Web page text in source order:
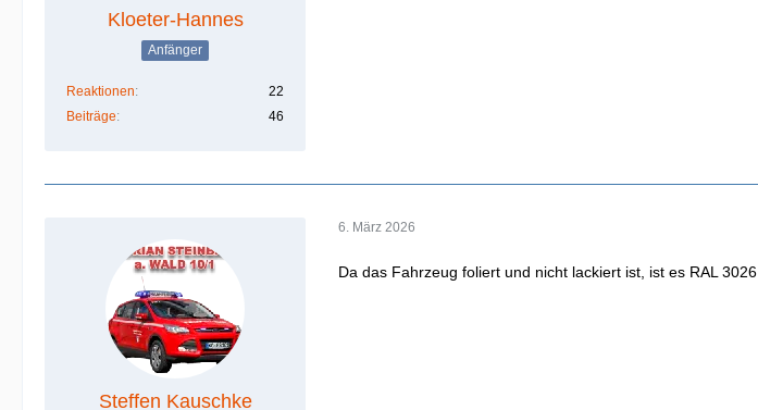
Kloeter-Hannes
Anfänger
Reaktionen
22
Beiträge
46
Steffen Kauschke
6. März 2026
Da das Fahrzeug foliert und nicht lackiert ist, ist es RAL 3026